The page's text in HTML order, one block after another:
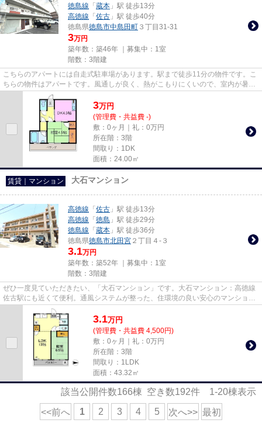
徳島線 「 蔵本 」駅 徒歩13分
高徳線 「 佐古 」駅 徒歩40分
徳島県徳島市中島田町 ３丁目31-31
3万円
築年数：築46年 ｜募集中： 1室
階数：3階建
こちらのアパートには自走式駐車場があります。駅まで徒歩11分の物件です。こ
ちらの物件はアパートです。風通しが良く、熱がこもりにくいので、室内が暑く
なりにくいです。徳島市エリ...
3万円
(管理費・共益費 -)
敷：0ヶ月｜礼：0万円
所在階：3階
間取り：1DK
面積：24.00㎡
賃貸｜マンション 大石マンション
高徳線 「 佐古 」駅 徒歩13分
高徳線 「 徳島 」駅 徒歩29分
徳島線 「 蔵本 」駅 徒歩36分
徳島県徳島市北田宮 ２丁目４-３
3.1万円
築年数：築52年 ｜募集中： 1室
階数：3階建
ぜひ一度見ていただきたい、「大石マンション」です。大石マンション：高徳線
佐古駅にも近くて便利。通風システムが整った、住環境の良い安心のマンション
です。好評の駅近物件で、徒...
3.1万円
(管理費・共益費 4,500円)
敷：0ヶ月｜礼：0万円
所在階：3階
間取り：1LDK
面積：43.32㎡
該当公開件数166棟 空き数192件 1-20棟表示
<<前へ 1 2 3 4 5 次へ>> 最初